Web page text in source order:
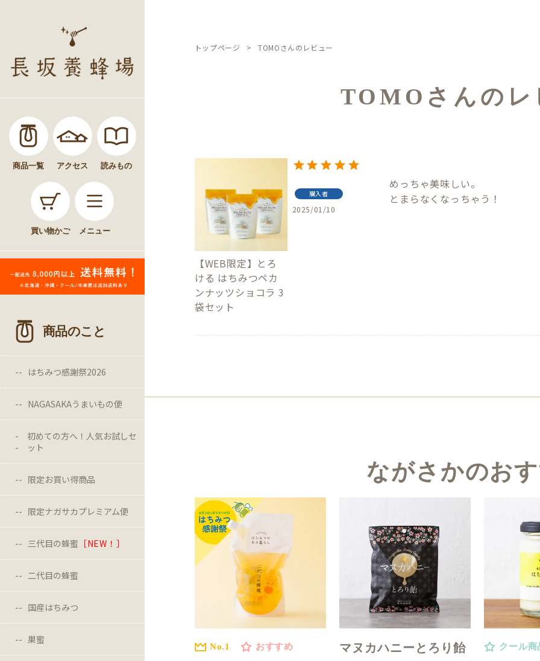
商品一覧 アクセス 読みもの
買い物かご メニュー
商品のこと
はちみつ感謝祭2026
NAGASAKAうまいもの便
初めての方へ！人気お試しセ
ット
限定お買い得商品
限定ナガサカプレミアム便
三代目の蜂蜜 ［NEW！］
二代目の蜂蜜
国産はちみつ
巣蜜
トップページ TOMOさんのレビュー
TOMOさんのレ
【WEB限定】とろ
ける はちみつペカ
ンナッツショコラ 3
袋セット
購入者
2025/01/10
めっちゃ美味しい。
とまらなくなっちゃう！
ながさかのお
No.1 おすすめ マヌカハニーとろり飴 クール商